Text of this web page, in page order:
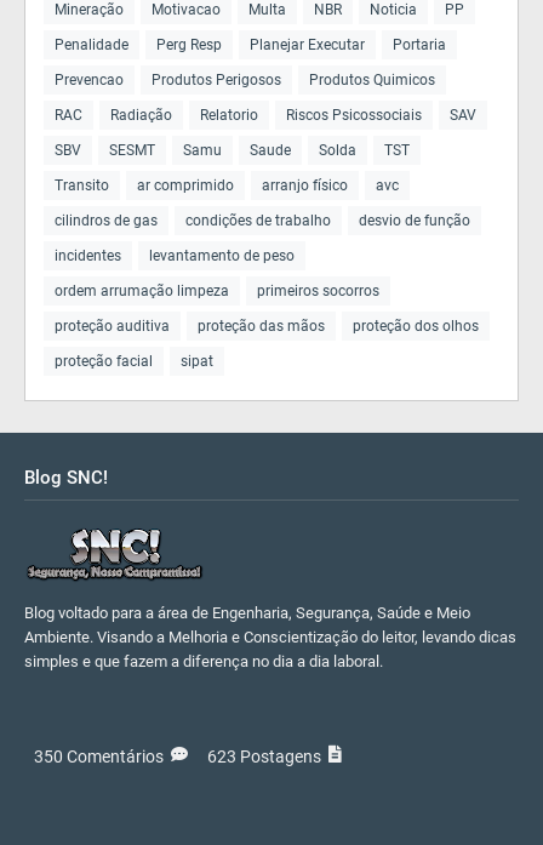
Mineração Motivacao Multa NBR Noticia PP
Penalidade Perg Resp Planejar Executar Portaria
Prevencao Produtos Perigosos Produtos Quimicos
RAC Radiação Relatorio Riscos Psicossociais SAV
SBV SESMT Samu Saude Solda TST
Transito ar comprimido arranjo físico avc
cilindros de gas condições de trabalho desvio de função
incidentes levantamento de peso
ordem arrumação limpeza primeiros socorros
proteção auditiva proteção das mãos proteção dos olhos
proteção facial sipat
Blog SNC!
Blog voltado para a área de Engenharia, Segurança, Saúde e Meio
Ambiente. Visando a Melhoria e Conscientização do leitor, levando dicas
simples e que fazem a diferença no dia a dia laboral.
350 Comentários 623 Postagens